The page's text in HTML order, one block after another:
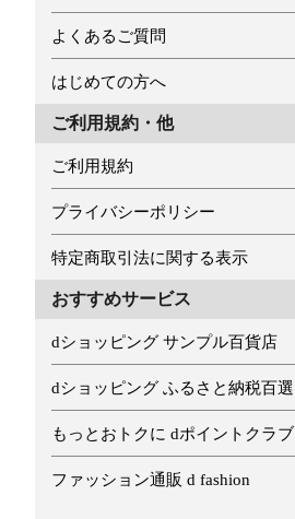
よくあるご質問
はじめての方へ
ご利用規約・他
ご利用規約
プライバシーポリシー
特定商取引法に関する表示
おすすめサービス
dショッピング サンプル百貨店
dショッピング ふるさと納税百選
もっとおトクに dポイントクラブ
ファッション通販 d fashion